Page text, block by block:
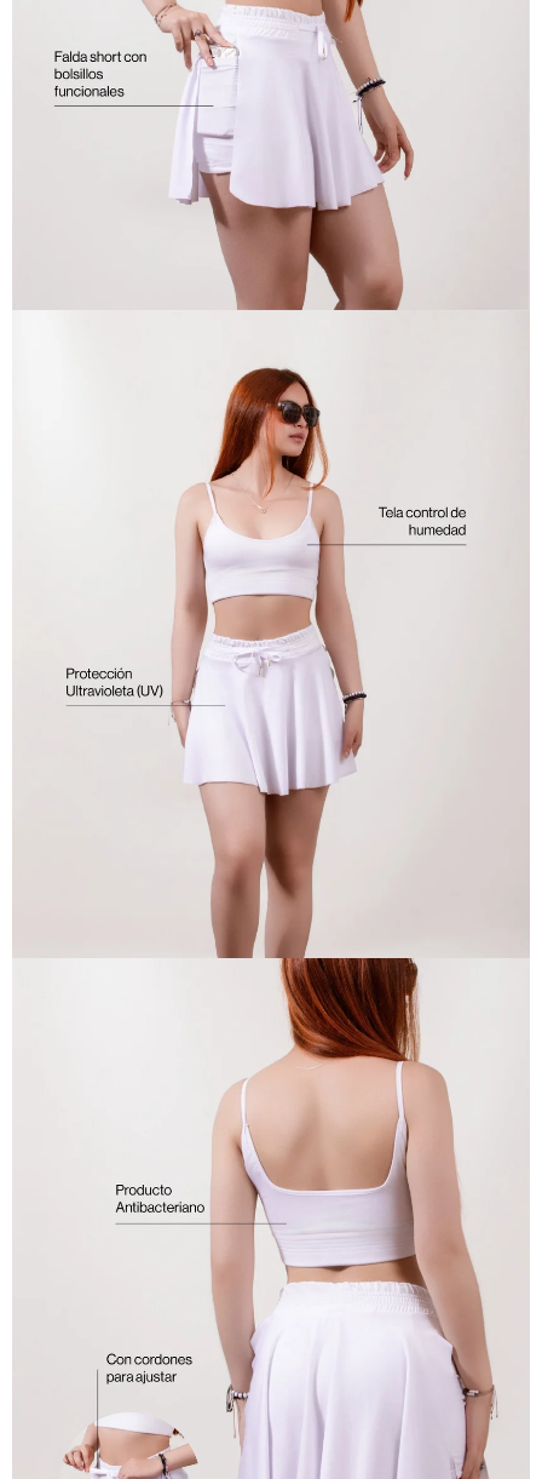
IMAGEN
PANTALLA
COMPLETA
ABRIR
IMAGEN
PANTALLA
COMPLETA
ABRIR
EN
PANTALLA
COMPLETA